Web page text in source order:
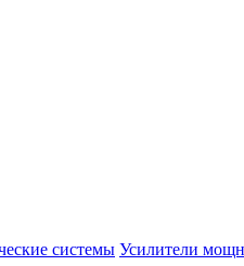
системы Усилители